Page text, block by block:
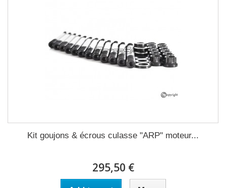
Kit goujons & écrous culasse "ARP" moteur...
295,50 €